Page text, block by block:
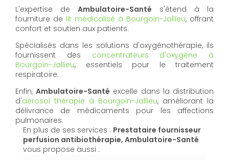
L'expertise de Ambulatoire-Santé s'étend à la
fourniture de lit médicalisé à Bourgoin-Jallieu, offrant
confort et soutien aux patients.
Spécialisés dans les solutions d'oxygénothérapie, ils
fournissent des concentrateurs d'oxygène à
Bourgoin-Jallieu, essentiels pour le traitement
respiratoire.
Enfin,Ambulatoire-Santé excelle dans la distribution
d'aérosol thérapie à Bourgoin-Jallieu, améliorant la
délivrance de médicaments pour les affections
pulmonaires.
En plus de ses services : Prestataire fournisseur
perfusion antibiothérapie, Ambulatoire-Santé
vous propose aussi :